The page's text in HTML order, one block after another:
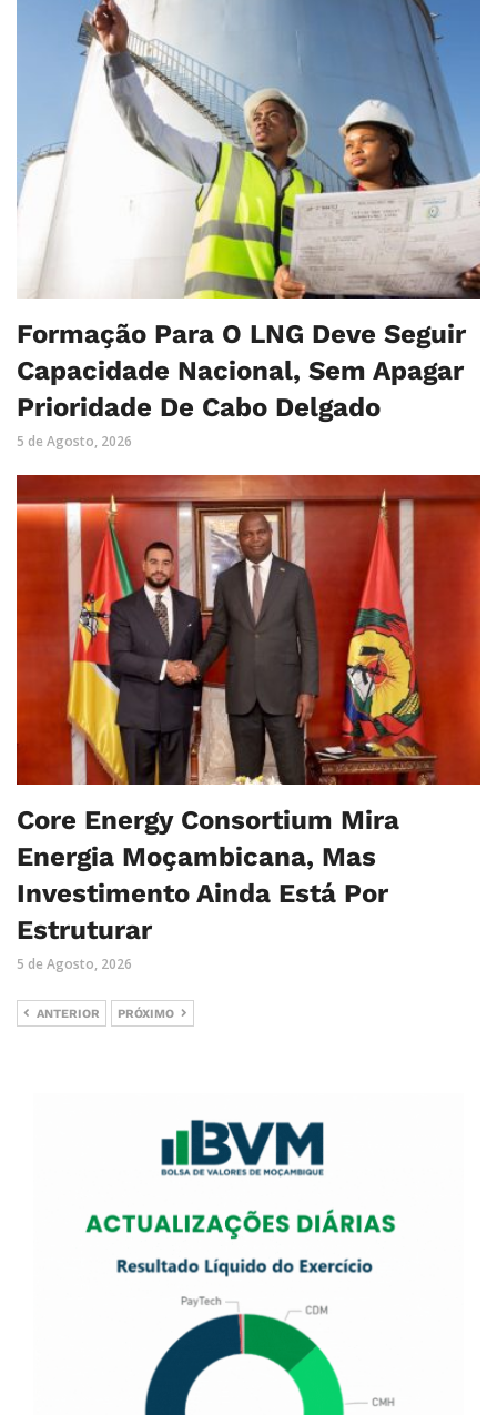
Formação Para O LNG Deve Seguir
Capacidade Nacional, Sem Apagar
Prioridade De Cabo Delgado
5 de Agosto, 2026
Core Energy Consortium Mira
Energia Moçambicana, Mas
Investimento Ainda Está Por
Estruturar
5 de Agosto, 2026
ANTERIOR PRÓXIMO